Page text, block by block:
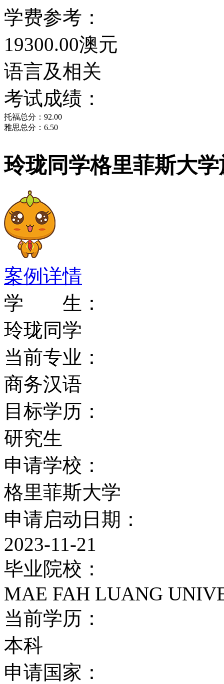
研究等教学研究强项，
程和商科课程也被公认
院校特色：
格里菲斯大学在校舍和
超过4亿2千万澳元，新
备、多媒体设备以及生
帮助大学在这些科学领
里菲斯大学一直将社会
密切联系起来，并不断
设置。除传统的环境科
项，大学的音乐课程、
公认是澳洲首屈一指的
一步拓宽，在生物科学
域的教学与研究中也确
特色设施：
1、格里菲斯大学图书馆
250册杂志。
2、电动化资源包括计算
志，电子参考资料。以
3、学生可以拨号免费进
菲斯大学的世界一流的
台。该中心包括50个专
优势在于nano技术、生
学费参考：
19300.00澳元
语言及相关
考试成绩：
托福总分：92.00
雅思总分：6.50
玲珑同学格里菲斯大
案例详情
学 生：
玲珑同学
当前专业：
商务汉语
目标学历：
研究生
申请学校：
格里菲斯大学
申请启动日期：
2023-11-21
毕业院校：
MAE FAH LUANG
当前学历：
本科
申请国家：